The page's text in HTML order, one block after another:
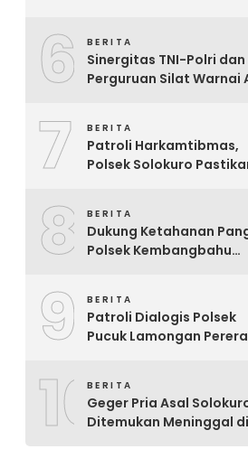
6 BERITA
Sinergitas TNI-Polri dan
Perguruan Silat Warnai
IKSPI di Solokuro
7 BERITA
Patroli Harkamtibmas,
Polsek Solokuro
8 BERITA
Dukung Ketahanan
Polsek Kembangbahu
9 BERITA
Patroli Dialogis Polsek
Pucuk Lamongan
10BERITA
Geger Pria Asal
Ditemukan Meninggal di